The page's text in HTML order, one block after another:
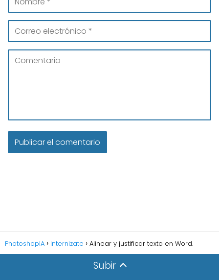
PhotoshopIA Internizate Alinear y justificar texto en Word.
Subir